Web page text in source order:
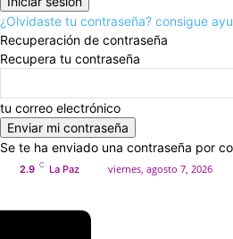
¿Olvidaste tu contraseña? consigue
Recuperación de contraseña
Recupera tu contraseña
tu correo electrónico
Se te ha enviado una contraseña por
2.9 C La Paz viernes, agosto 7, 2026